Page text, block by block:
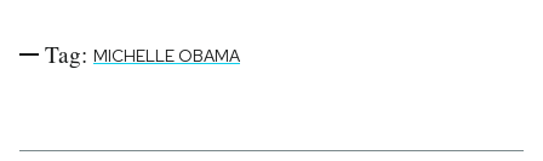
Tag: MICHELLE OBAMA